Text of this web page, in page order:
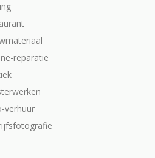
reparatie
verhuur